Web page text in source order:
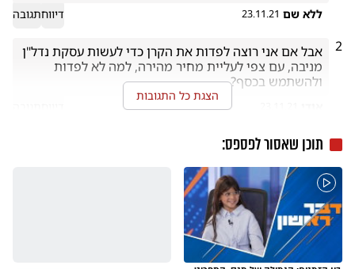
ללא שם 23.11.21 דיווחתגובה
2
ולהשתמש בכסף?
הצגת כל התגובות
תוכן שאסור לפספס: